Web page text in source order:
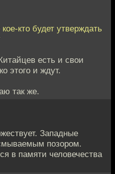
кто будет утверждать
есть и свои
этого и ждут.
так же.
Западные
позором.
в памяти человечества